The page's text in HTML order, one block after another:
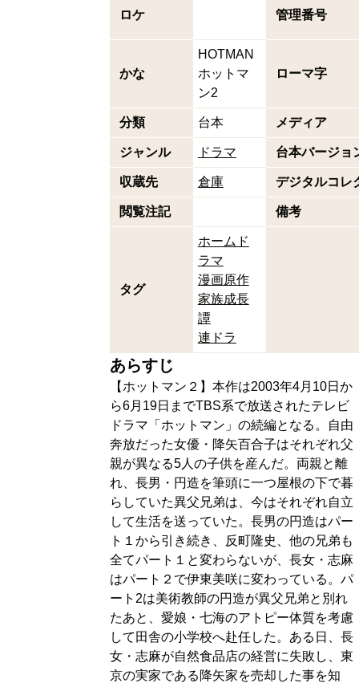
ロケ 管理番号
かな
HOTMAN
ホットマ
ン2
ローマ字
分類 台本 メディア
ジャンル ドラマ 台本バージョ
収蔵先 倉庫 デジタルコレ
閲覧注記 備考
タグ
ホームド
ラマ
漫画原作
家族成長
譚
連ドラ
あらすじ
【ホットマン２】本作は2003年4月10日か
ら6月19日までTBS系で放送されたテレビ
ドラマ「ホットマン」の続編となる。自由
奔放だった女優・降矢百合子はそれぞれ父
親が異なる5人の子供を産んだ。両親と離
れ、長男・円造を筆頭に一つ屋根の下で暮
らしていた異父兄弟は、今はそれぞれ自立
して生活を送っていた。長男の円造はパー
ト１から引き続き、反町隆史、他の兄弟も
全てパート１と変わらないが、長女・志麻
はパート２で伊東美咲に変わっている。パ
ート2は美術教師の円造が異父兄弟と別れ
たあと、愛娘・七海のアトピー体質を考慮
して田舎の小学校へ赴任した。ある日、長
女・志麻が自然食品店の経営に失敗し、東
京の実家である降矢家を売却した事を知